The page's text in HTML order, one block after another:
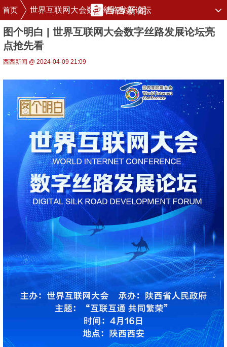
首页 世界互联网大会数字丝路发展论坛
图个明白 | 世界互联网大会数字丝路发展论坛亮
点抢先看
西西新闻 @ 2024-04-09 21:09